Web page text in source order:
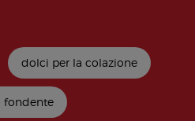
dolci per la colazione
fondente